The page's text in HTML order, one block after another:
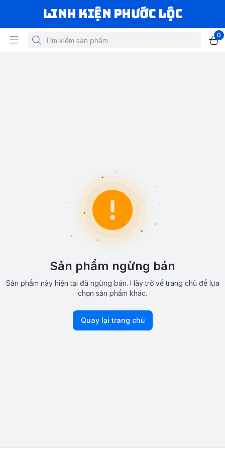
LINH KIỆN PHƯỚC LỘC
0
Sản phẩm ngừng bán
Sản phẩm này hiện tại đã ngừng bán. Hãy trở về trang chủ để lựa
chọn sản phẩm khác.
Quay lại trang chủ